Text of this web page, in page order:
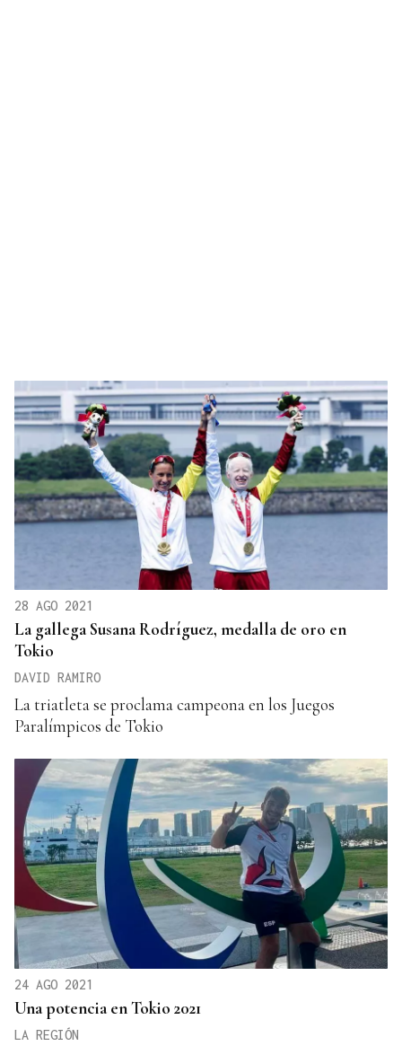
28 AGO 2021
La gallega Susana Rodríguez, medalla de oro en
Tokio
DAVID RAMIRO
La triatleta se proclama campeona en los Juegos
Paralímpicos de Tokio
24 AGO 2021
Una potencia en Tokio 2021
LA REGIÓN